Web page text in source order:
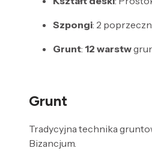
Szpongi: 2
Grunt: 12 warstw
Grunt
Tradycyjna technika
Bizancjum.